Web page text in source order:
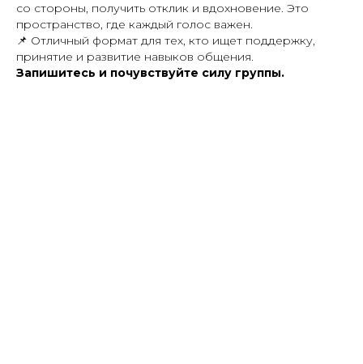
со стороны, получить отклик и вдохновение. Это
пространство, где каждый голос важен.
📌 Отличный формат для тех, кто ищет поддержку,
принятие и развитие навыков общения.
Запишитесь и почувствуйте силу группы.